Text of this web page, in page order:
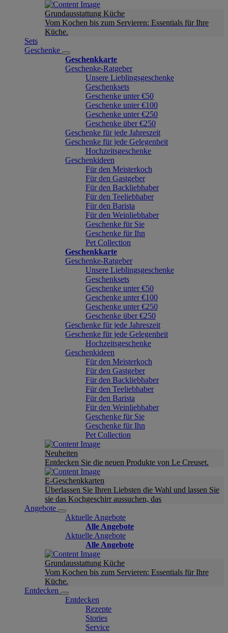
Grundausstattung Küche
Vom Kochen bis zum Servieren: Essentials für Ihre
Küche.
Sets
Geschenke
Geschenkkarte
Geschenke-Ratgeber
Unsere Lieblingsgeschenke
Geschenksets
Geschenke unter €50
Geschenke unter €100
Geschenke unter €250
Geschenke über €250
Geschenke für jede Jahreszeit
Geschenke für jede Gelegenheit
Hochzeitsgeschenke
Geschenkideen
Für den Meisterkoch
Für den Gastgeber
Für den Backliebhaber
Für den Teeliebhaber
Für den Barista
Für den Weinliebhaber
Geschenke für Sie
Geschenke für Ihn
Pet Collection
Geschenkkarte
Geschenke-Ratgeber
Unsere Lieblingsgeschenke
Geschenksets
Geschenke unter €50
Geschenke unter €100
Geschenke unter €250
Geschenke über €250
Geschenke für jede Jahreszeit
Geschenke für jede Gelegenheit
Hochzeitsgeschenke
Geschenkideen
Für den Meisterkoch
Für den Gastgeber
Für den Backliebhaber
Für den Teeliebhaber
Für den Barista
Für den Weinliebhaber
Geschenke für Sie
Geschenke für Ihn
Pet Collection
Neuheiten
Entdecken Sie die neuen Produkte von Le Creuset.
E-Geschenkkarten
Überlassen Sie Ihren Liebsten die Wahl und lassen Sie
sie das Kochgeschirr aussuchen, das
Angebote
Aktuelle Angebote
Alle Angebote
Aktuelle Angebote
Alle Angebote
Grundausstattung Küche
Vom Kochen bis zum Servieren: Essentials für Ihre
Küche.
Entdecken
Entdecken
Rezepte
Stories
Service